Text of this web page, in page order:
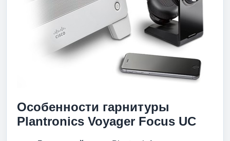
Особенности гарнитуры
Plantronics Voyager Focus UC